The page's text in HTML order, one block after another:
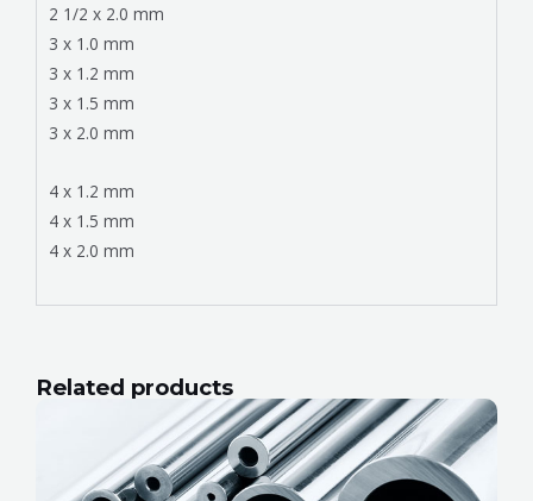
2 1/2 x 2.0 mm
3 x 1.0 mm
3 x 1.2 mm
3 x 1.5 mm
3 x 2.0 mm
4 x 1.2 mm
4 x 1.5 mm
4 x 2.0 mm
Related products
PagePage